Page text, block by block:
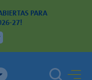
PARA
27!